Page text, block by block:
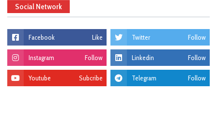
Social Network
Facebook Like Twitter Follow
Instagram Follow Linkedin Follow
Youtube Subcribe Telegram Follow